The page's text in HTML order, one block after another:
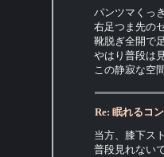
パンツマくっ
右足つま先の
靴脱ぎ全開で
やはり普段は
この静寂な空
Re: 眠れるコ
当方、膝下ス
普段見れない